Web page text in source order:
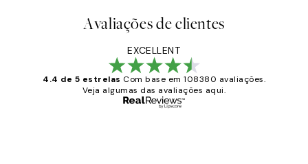
Avaliações de clientes
EXCELLENT
4.4 de 5 estrelas Com base em 108380 avaliações.
Veja algumas das avaliações aqui.